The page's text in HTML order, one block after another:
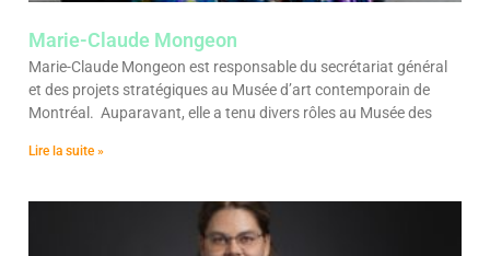
Marie-Claude Mongeon
Marie-Claude Mongeon est responsable du secrétariat général
et des projets stratégiques au Musée d’art contemporain de
Montréal. Auparavant, elle a tenu divers rôles au Musée des
Lire la suite »